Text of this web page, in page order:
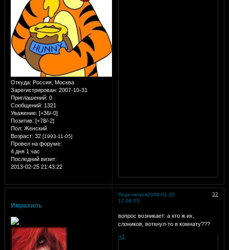
Откуда: Россия, Москва
Зарегистрирован: 2007-10-31
Приглашений: 0
Сообщений: 1321
Уважение: [+36/-0]
Позитив: [+78/-2]
Пол: Женский
Возраст: 32 [1993-11-05]
Провел на форуме:
4 дня 1 час
Последний визит:
2013-02-25 21:43:22
Поделиться 32
2008-01-15
17:09:05
Имрахиль
вопрос возникает: а кто ж их,
слоников, воткнул-то в комнату???
+1